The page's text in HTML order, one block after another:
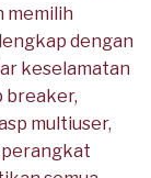
memilih
dengan
keselamatan
breaker,
multiuser,
perangkat